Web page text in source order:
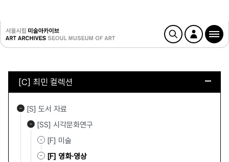
[C] 최민 컬렉션
[S] 도서 자료
[SS] 시각문화연구
[F] 미술
[F] 영화·영상